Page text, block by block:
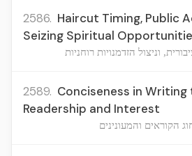
2586. Haircut Timing, Public
Seizing Spiritual
וניצול הזדמנויות רוחניות
2589. Conciseness in Writing
Readership and Interest
הקוראים והמעונינים